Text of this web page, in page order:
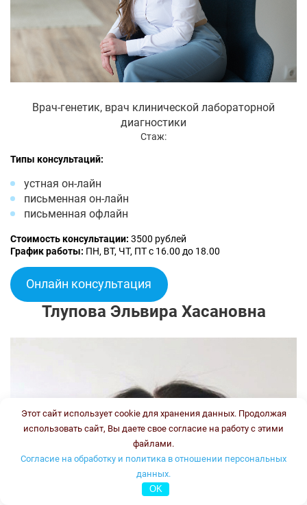
Врач-генетик, врач клинической лабораторной
диагностики
Стаж:
Типы консультаций:
устная он-лайн
письменная он-лайн
письменная офлайн
Стоимость консультации: 3500 рублей
График работы: ПН, ВТ, ЧТ, ПТ с 16.00 до 18.00
Онлайн консультация
Тлупова Эльвира Хасановна
Этот сайт использует cookie для хранения данных. Продолжая
использовать сайт, Вы даете свое согласие на работу с этими
файлами.
Согласие на обработку и политика в отношении персональных
данных.
OK